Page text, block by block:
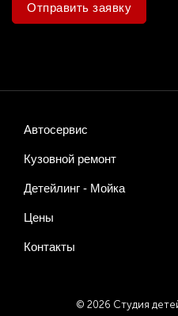
Отправить заявку
Автосервис
Кузовной ремонт
Детейлинг - Мойка
Цены
Контакты
© 2026 Студия